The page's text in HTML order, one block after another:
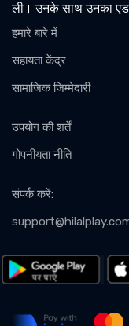
ली। उनके साथ उनका
हमारे बारे में
सहायता केंद्र
सामाजिक जिम्मेदारी
उपयोग की शर्तें
गोपनीयता नीति
संपर्क करें: